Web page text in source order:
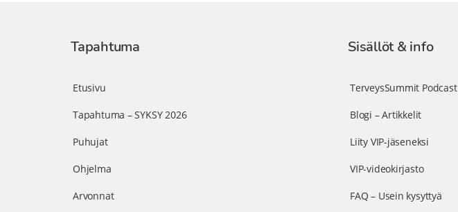
Tapahtuma
Etusivu
Tapahtuma – SYKSY 2026
Puhujat
Ohjelma
Arvonnat
Sisällöt & info
TerveysSummit Podcast
Blogi – Artikkelit
Liity VIP-jäseneksi
VIP-videokirjasto
FAQ – Usein kysyttyä